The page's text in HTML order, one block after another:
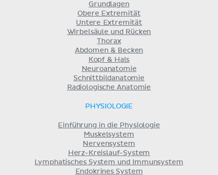
Grundlagen
Obere Extremität
Untere Extremität
Wirbelsäule und Rücken
Thorax
Abdomen & Becken
Kopf & Hals
Neuroanatomie
Schnittbildanatomie
Radiologische Anatomie
PHYSIOLOGIE
Einführung in die Physiologie
Muskelsystem
Nervensystem
Herz-Kreislauf-System
Lymphatisches System und Immunsystem
Endokrines System